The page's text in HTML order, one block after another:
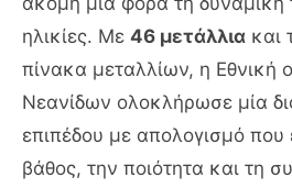
ηλικίες. Με 46 μετάλλια και
πίνακα μεταλλίων, η Εθνική
Νεανίδων ολοκλήρωσε μία
επιπέδου με απολογισμό που
βάθος, την ποιότητα και τη